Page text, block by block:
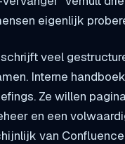
eigenlijk
veel
Interne
Ze willen
en een
van